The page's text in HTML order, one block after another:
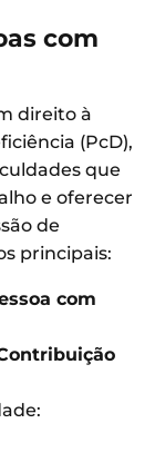
com
direito à
(PcD),
que
e oferecer
de
principais:
com